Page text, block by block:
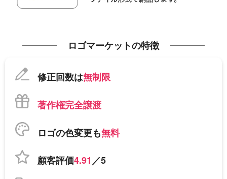
ロゴマーケットの特徴
修正回数は無制限
著作権完全譲渡
ロゴの色変更も無料
顧客評価4.91／5